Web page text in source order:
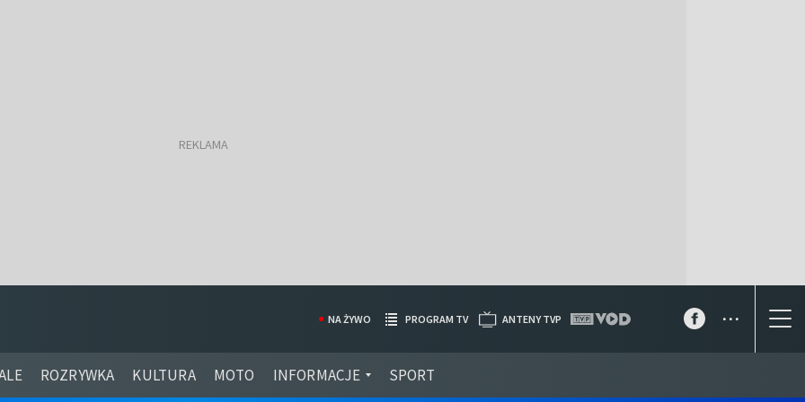
ROZRYWKA KULTURA MOTO INFORMACJE SPORT
NA ŻYWO PROGRAM TV ANTENY TVP ...